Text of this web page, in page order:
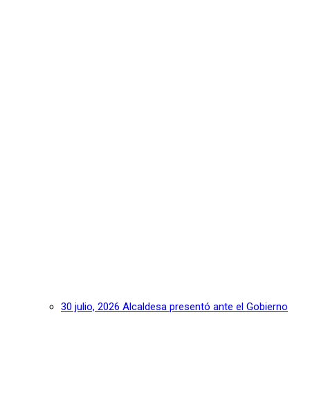
30 julio, 2026 Alcaldesa presentó ante el Gobierno